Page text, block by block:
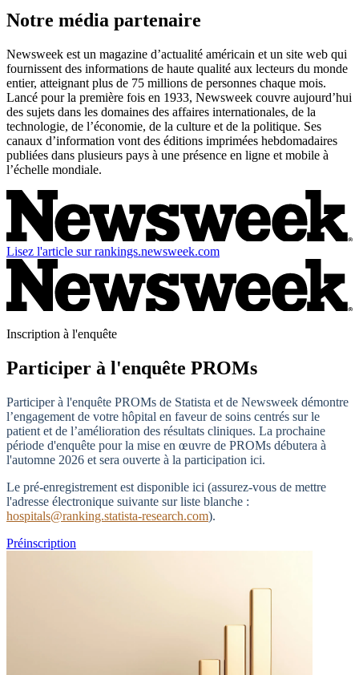
Notre média partenaire
Newsweek est un magazine d’actualité américain et un site web qui
fournissent des informations de haute qualité aux lecteurs du monde
entier, atteignant plus de 75 millions de personnes chaque mois.
Lancé pour la première fois en 1933, Newsweek couvre aujourd’hui
des sujets dans les domaines des affaires internationales, de la
technologie, de l’économie, de la culture et de la politique. Ses
canaux d’information vont des éditions imprimées hebdomadaires
publiées dans plusieurs pays à une présence en ligne et mobile à
l’échelle mondiale.
Lisez l'article sur rankings.newsweek.com
Inscription à l'enquête
Participer à l'enquête PROMs
Participer à l'enquête PROMs de Statista et de Newsweek démontre
l’engagement de votre hôpital en faveur de soins centrés sur le
patient et de l’amélioration des résultats cliniques. La prochaine
période d'enquête pour la mise en œuvre de PROMs débutera à
l'automne 2026 et sera ouverte à la participation ici.
Le pré-enregistrement est disponible ici (assurez-vous de mettre
l'adresse électronique suivante sur liste blanche :
hospitals@ranking.statista-research.com).
Préinscription